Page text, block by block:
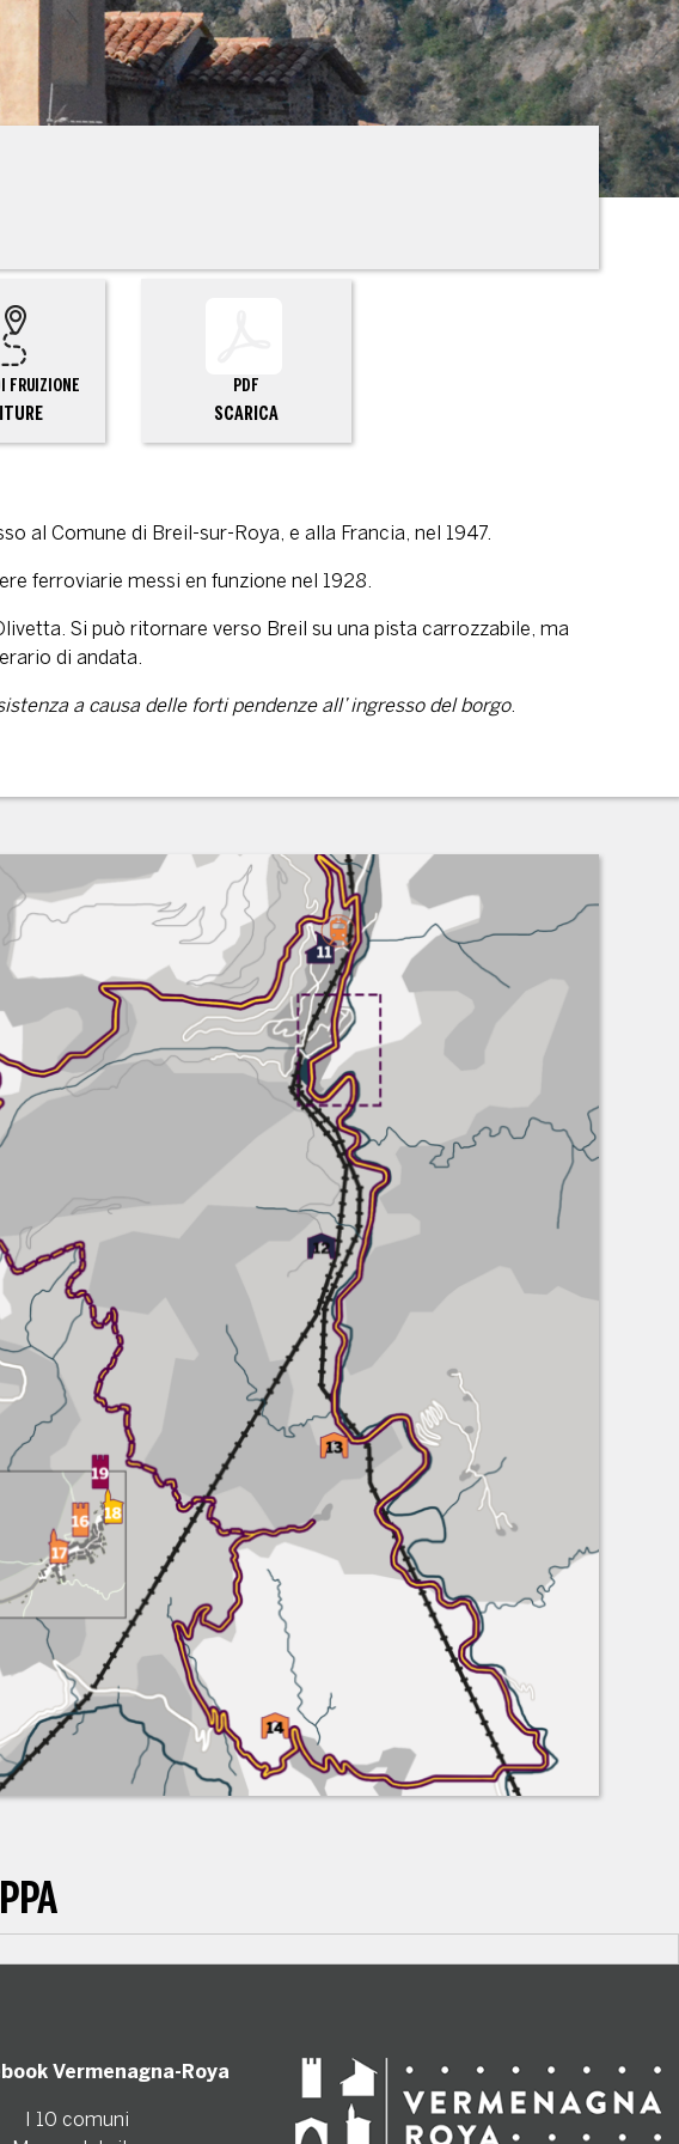
FRUIZIONE PDF
SCARICA
al Comune di Breil-sur-Roya, e alla Francia, nel 1947.
ferroviarie messi en funzione nel 1928.
Si può ritornare verso Breil su una pista carrozzabile, ma
di andata.
a causa delle forti pendenze all’ ingresso del borgo.
Vermenagna-Roya
I 10 comuni